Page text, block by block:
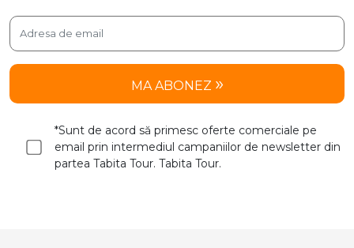
MA ABONEZ
*Sunt de acord să primesc oferte comerciale pe
email prin intermediul campaniilor de newsletter din
partea Tabita Tour. Tabita Tour.